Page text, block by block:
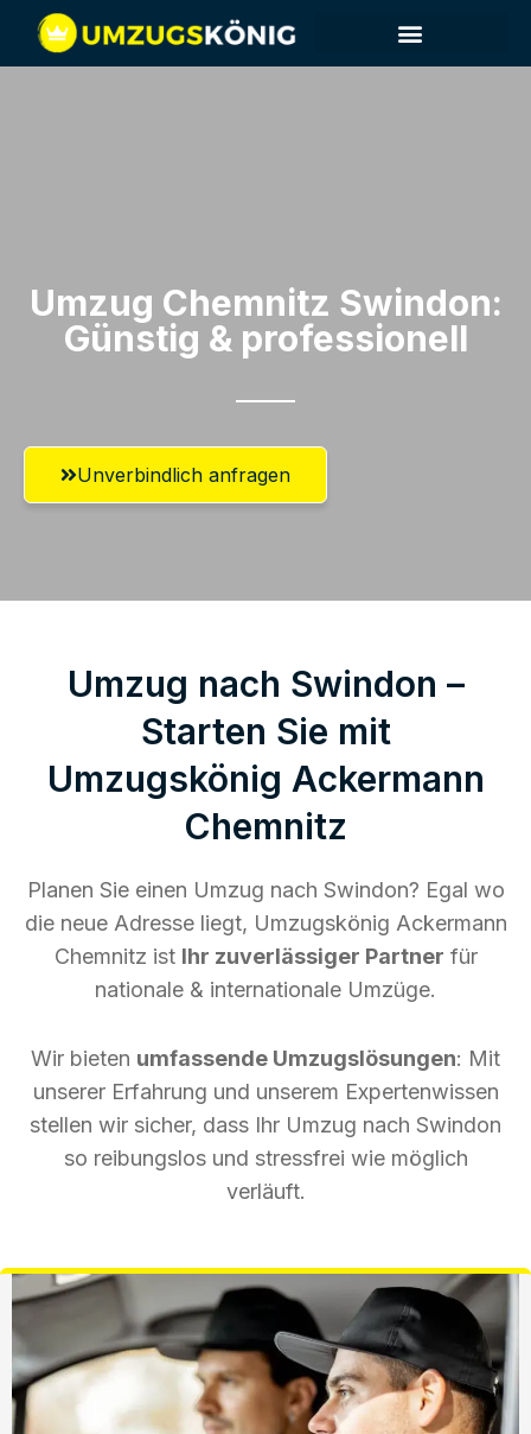
Umzug Chemnitz​ Swindon:
Günstig & professionell​
Unverbindlich anfragen
Umzug nach Swindon –
Starten Sie mit
Umzugskönig Ackermann
Chemnitz
Planen Sie einen Umzug nach Swindon? Egal wo
die neue Adresse liegt, Umzugskönig Ackermann
Chemnitz ist Ihr zuverlässiger Partner für
nationale & internationale Umzüge.
Wir bieten umfassende Umzugslösungen: Mit
unserer Erfahrung und unserem Expertenwissen
stellen wir sicher, dass Ihr Umzug nach Swindon
so reibungslos und stressfrei wie möglich
verläuft.